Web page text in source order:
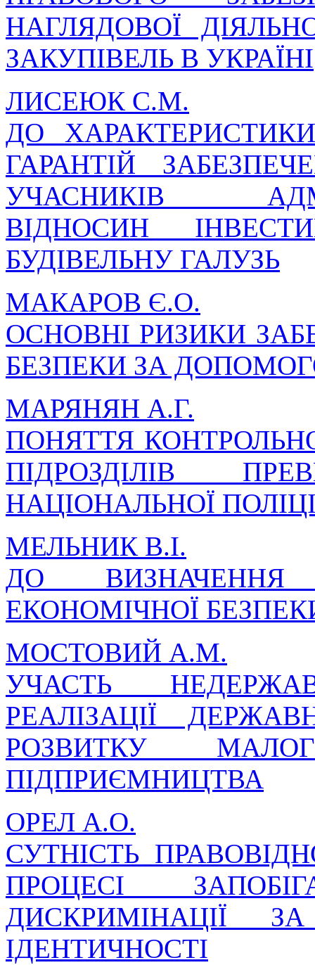
НАГЛЯДОВОЇ
ЗАКУПІВЕЛЬ В УКРАЇНІ
ЛИСЕЮК С.М.
ДО
ГАРАНТІЙ
УЧАСНИКІВ
ВІДНОСИН
БУДІВЕЛЬНУ ГАЛУЗЬ
МАКАРОВ Є.О.
ОСНОВНІ РИЗИКИ
БЕЗПЕКИ ЗА
МАРЯНЯН А.Г.
ПОНЯТТЯ
ПІДРОЗДІЛІВ
НАЦІОНАЛЬНОЇ
МЕЛЬНИК В.І.
ДО
ЕКОНОМІЧНОЇ
МОСТОВИЙ А.М.
УЧАСТЬ
РЕАЛІЗАЦІЇ
РОЗВИТКУ
ПІДПРИЄМНИЦТВА
ОРЕЛ А.О.
СУТНІСТЬ
ПРОЦЕСІ
ДИСКРИМІНАЦІЇ
ІДЕНТИЧНОСТІ